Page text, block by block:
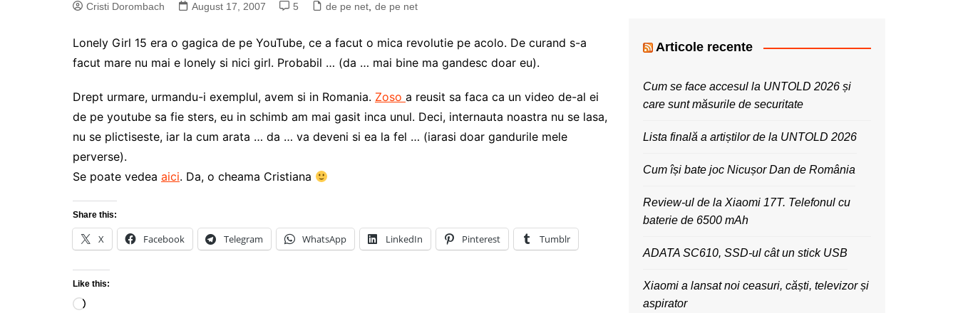
Cristi Dorombach August 17, 2007 5 de pe net de pe net
Lonely Girl 15 era o gagica de pe YouTube, ce a facut o mica revolutie pe acolo. De curand s-a
facut mare nu mai e lonely si nici girl. Probabil … (da … mai bine ma gandesc doar eu).
Drept urmare, urmandu-i exemplul, avem si in Romania. Zoso a reusit sa faca ca un video de-al ei
de pe youtube sa fie sters, eu in schimb am mai gasit inca unul. Deci, internauta noastra nu se lasa,
nu se plictiseste, iar la cum arata … da … va deveni si ea la fel … (iarasi doar gandurile mele
perverse).
Se poate vedea aici. Da, o cheama Cristiana
Share this:
X Facebook Telegram WhatsApp LinkedIn Pinterest Tumblr
Like this:
Loading…
Articole recente
Cum se face accesul la UNTOLD 2026 și
care sunt măsurile de securitate
Lista finală a artiștilor de la UNTOLD 2026
Cum își bate joc Nicușor Dan de România
Review-ul de la Xiaomi 17T. Telefonul cu
baterie de 6500 mAh
ADATA SC610, SSD-ul cât un stick USB
Xiaomi a lansat noi ceasuri, căști, televizor și
aspirator